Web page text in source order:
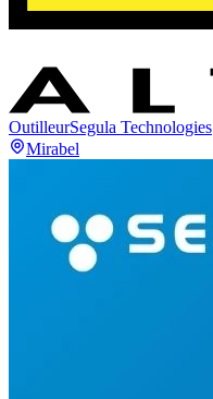
OutilleurSegula Technologies
Mirabel